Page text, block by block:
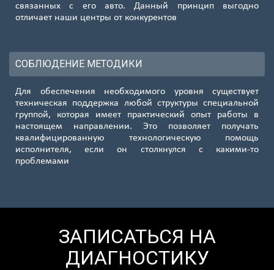
связанных с его авто. Данный принцип выгодно
отличает наши центры от конкурентов
СОБЛЮДЕНИЕ МЕТОДИКИ
Для обеспечения необходимого уровня существует
техническая поддержка любой структуры специальной
группой, которая имеет практический опыт работы в
настоящем направлении. Это позволяет получать
квалифицированную технологическую помощь
исполнителя, если он столкнулся с какими-то
проблемами
ЗАПИСАТЬСЯ НА
ДИАГНОСТИКУ